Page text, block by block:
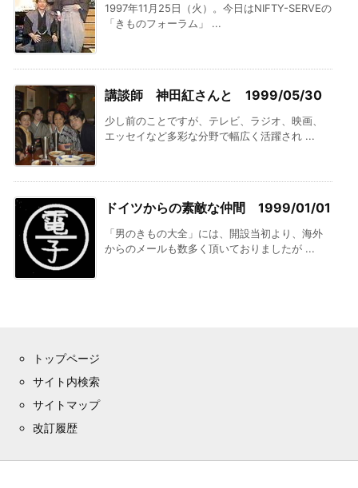
1997年11月25日（火）。今日はNIFTY-SERVEの
「きものフォーラム」 ...
講談師 神田紅さんと 1999/05/30
少し前のことですが、テレビ、ラジオ、映画、
エッセイなど多彩な分野で幅広く活躍され ...
ドイツからの素敵な仲間 1999/01/01
「男のきもの大全」には、開設当初より、海外
からのメールも数多く頂いておりましたが ...
トップページ
サイト内検索
サイトマップ
改訂履歴